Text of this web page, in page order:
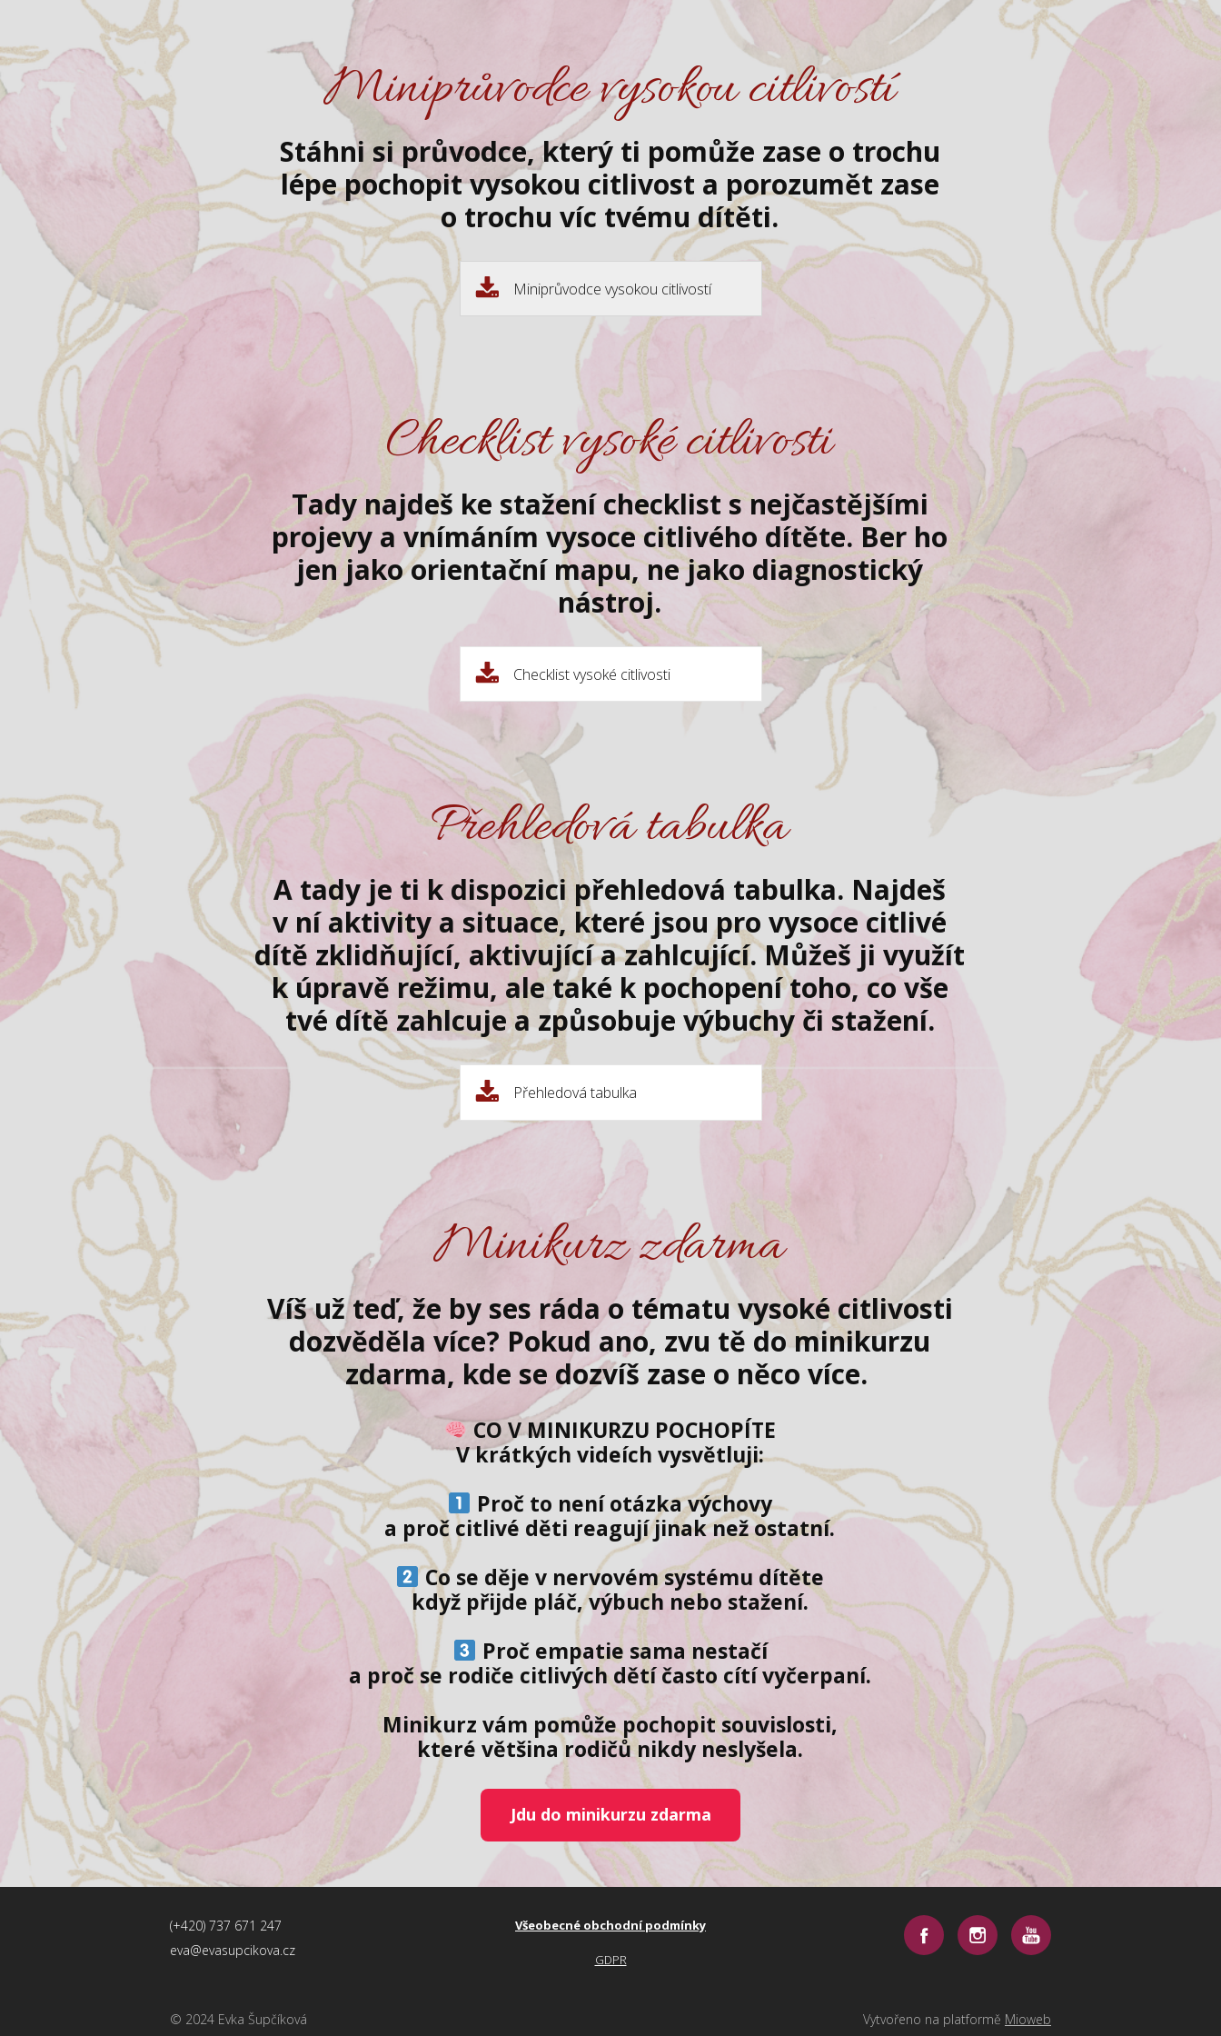
Miniprůvodce vysokou citlivostí
Stáhni si průvodce, který ti pomůže zase o trochu
lépe pochopit vysokou citlivost a porozumět zase
o trochu víc tvému dítěti.
Miniprůvodce vysokou citlivostí
Checklist vysoké citlivosti
Tady najdeš ke stažení checklist s nejčastějšími
projevy a vnímáním vysoce citlivého dítěte. Ber ho
jen jako orientační mapu, ne jako diagnostický
nástroj.
Checklist vysoké citlivosti
Přehledová tabulka
A tady je ti k dispozici přehledová tabulka. Najdeš
v ní aktivity a situace, které jsou pro vysoce citlivé
dítě zklidňující, aktivující a zahlcující. Můžeš ji využít
k úpravě režimu, ale také k pochopení toho, co vše
tvé dítě zahlcuje a způsobuje výbuchy či stažení.
Přehledová tabulka
Minikurz zdarma
Víš už teď, že by ses ráda o tématu vysoké citlivosti
dozvěděla více? Pokud ano, zvu tě do minikurzu
zdarma, kde se dozvíš zase o něco více.
CO V MINIKURZU POCHOPÍTE
V krátkých videích vysvětluji:
Proč to není otázka výchovy
a proč citlivé děti reagují jinak než ostatní.
Co se děje v nervovém systému dítěte
když přijde pláč, výbuch nebo stažení.
Proč empatie sama nestačí
a proč se rodiče citlivých dětí často cítí vyčerpaní.
Minikurz vám pomůže pochopit souvislosti,
které většina rodičů nikdy neslyšela.
Jdu do minikurzu zdarma
(+420) 737 671 247
eva@evasupcikova.cz
Všeobecné obchodní podmínky
GDPR
© 2024 Evka Šupčíková Vytvořeno na platformě Mioweb